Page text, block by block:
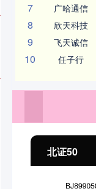
7 广哈通信
8 欣天科技
9 飞天诚信
10 任子行
北证50